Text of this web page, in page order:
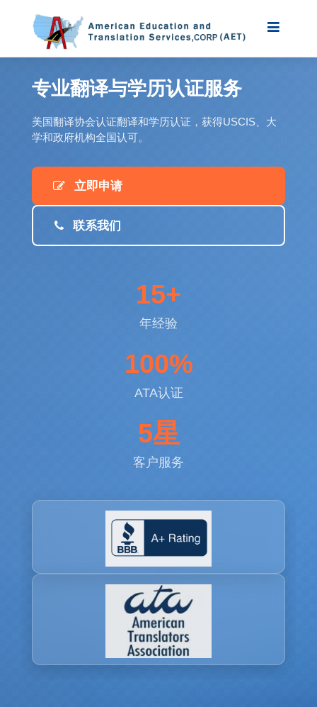
专业翻译与学历认证服务
美国翻译协会认证翻译和学历认证，获得USCIS、大
学和政府机构全国认可。
立即申请
联系我们
15+
年经验
100%
ATA认证
5星
客户服务